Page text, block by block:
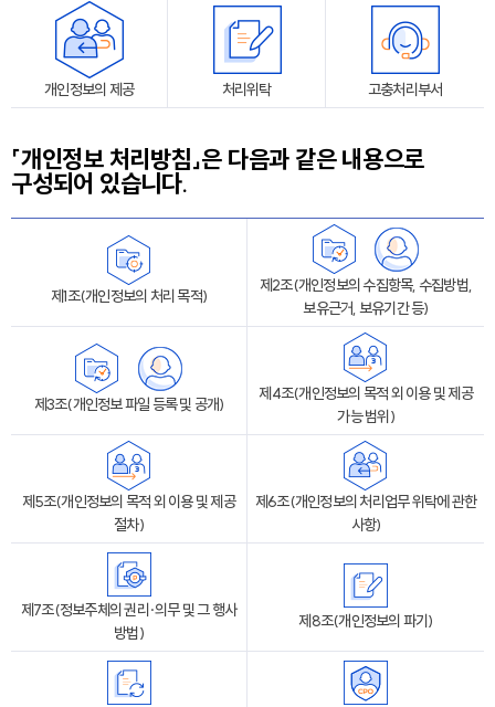
개인정보의 제공 처리위탁 고충처리부서
「개인정보 처리방침」은 다음과 같은 내용으로
구성되어 있습니다.
제1조(개인정보의 처리 목적)
제2조(개인정보의 수집항목, 수집방법,
보유근거, 보유기간 등)
제3조(개인정보 파일 등록 및 공개)
제4조(개인정보의 목적 외 이용 및 제공
가능 범위)
제5조(개인정보의 목적 외 이용 및 제공
절차)
제6조(개인정보의 처리업무 위탁에 관한
사항)
제7조(정보주체의 권리·의무 및 그 행사
방법)
제8조(개인정보의 파기)